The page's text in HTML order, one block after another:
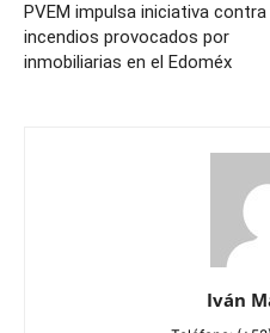
PVEM impulsa iniciativa contra
incendios provocados por
inmobiliarias en el Edoméx
Iván